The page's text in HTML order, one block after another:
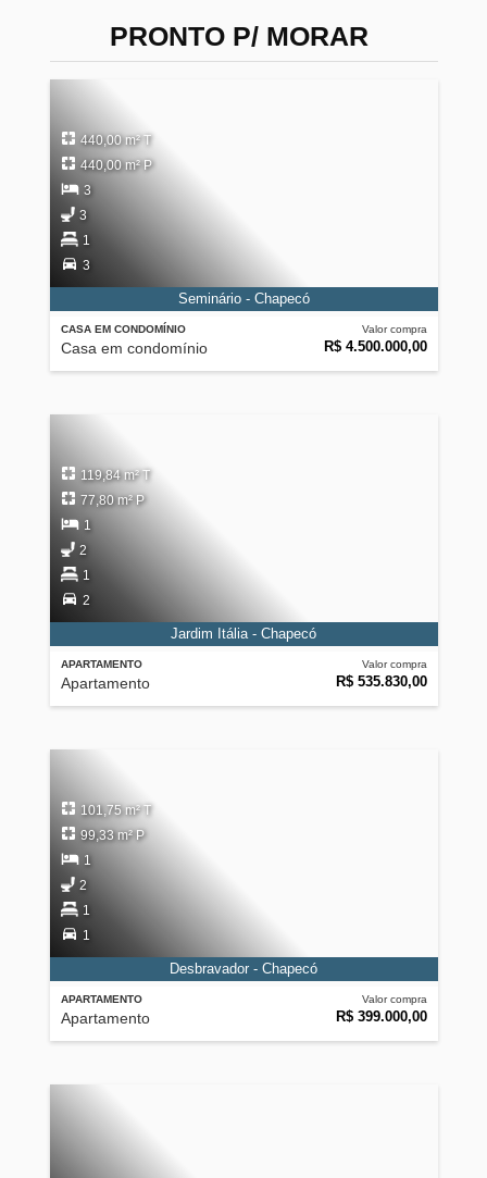
PRONTO P/ MORAR
CASA EM CONDOMÍNIO
Casa em condomínio
Valor compra
R$ 4.500.000,00
440,00 m² T
440,00 m² P
3
3
1
3
Seminário - Chapecó
APARTAMENTO
Apartamento
Valor compra
R$ 535.830,00
119,84 m² T
77,80 m² P
1
2
1
2
Jardim Itália - Chapecó
APARTAMENTO
Apartamento
Valor compra
R$ 399.000,00
101,75 m² T
99,33 m² P
1
2
1
1
Desbravador - Chapecó